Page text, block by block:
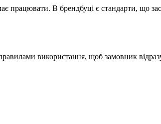
працювати. В брендбуці є стандарти, що
використання, щоб замовник